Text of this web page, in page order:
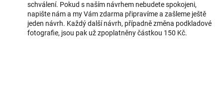
schválení. Pokud s naším návrhem nebudete spokojeni,
napište nám a my Vám zdarma připravíme a zašleme ještě
jeden návrh. Každý další návrh, případně změna podkladové
fotografie, jsou pak už zpoplatněny částkou 150 Kč.